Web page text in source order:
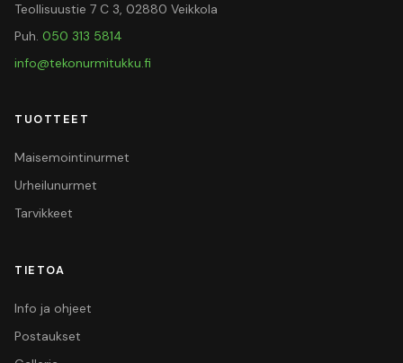
Teollisuustie 7 C 3, 02880 Veikkola
Puh. 050 313 5814
info@tekonurmitukku.fi
TUOTTEET
Maisemointinurmet
Urheilunurmet
Tarvikkeet
TIETOA
Info ja ohjeet
Postaukset